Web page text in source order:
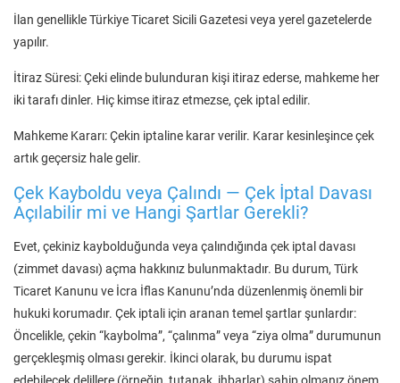
İlan genellikle Türkiye Ticaret Sicili Gazetesi veya yerel gazetelerde
yapılır.
İtiraz Süresi: Çeki elinde bulunduran kişi itiraz ederse, mahkeme her
iki tarafı dinler. Hiç kimse itiraz etmezse, çek iptal edilir.
Mahkeme Kararı: Çekin iptaline karar verilir. Karar kesinleşince çek
artık geçersiz hale gelir.
Çek Kayboldu veya Çalındı — Çek İptal Davası
Açılabilir mi ve Hangi Şartlar Gerekli?
Evet, çekiniz kaybolduğunda veya çalındığında çek iptal davası
(zimmet davası) açma hakkınız bulunmaktadır. Bu durum, Türk
Ticaret Kanunu ve İcra İflas Kanunu’nda düzenlenmiş önemli bir
hukuki korumadır. Çek iptali için aranan temel şartlar şunlardır:
Öncelikle, çekin “kaybolma”, “çalınma” veya “ziya olma” durumunun
gerçekleşmiş olması gerekir. İkinci olarak, bu durumu ispat